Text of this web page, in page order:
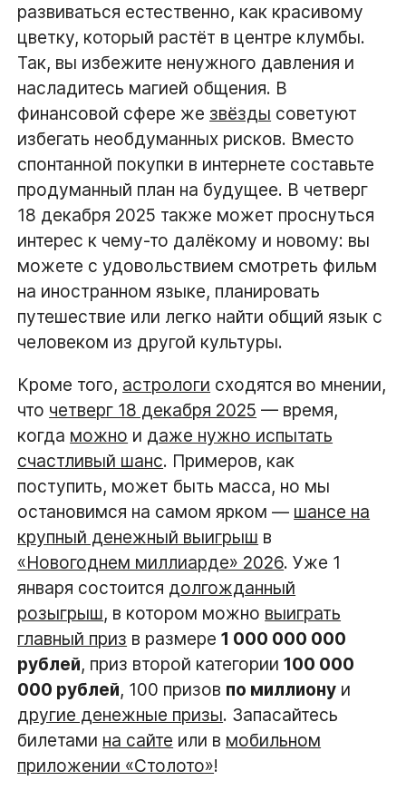
развиваться естественно, как красивому
цветку, который растёт в центре клумбы.
Так, вы избежите ненужного давления и
насладитесь магией общения. В
финансовой сфере же звёзды советуют
избегать необдуманных рисков. Вместо
спонтанной покупки в интернете составьте
продуманный план на будущее. В четверг
18 декабря 2025 также может проснуться
интерес к чему-то далёкому и новому: вы
можете с удовольствием смотреть фильм
на иностранном языке, планировать
путешествие или легко найти общий язык с
человеком из другой культуры.
Кроме того, астрологи сходятся во мнении,
что четверг 18 декабря 2025 — время,
когда можно и даже нужно испытать
счастливый шанс. Примеров, как
поступить, может быть масса, но мы
остановимся на самом ярком — шансе на
крупный денежный выигрыш в
«Новогоднем миллиарде» 2026. Уже 1
января состоится долгожданный
розыгрыш, в котором можно выиграть
главный приз в размере1 000 000 000
рублей, приз второй категории100 000
000 рублей, 100 призов по миллиону и
другие денежные призы. Запасайтесь
билетами на сайте или в мобильном
приложении «Столото»!